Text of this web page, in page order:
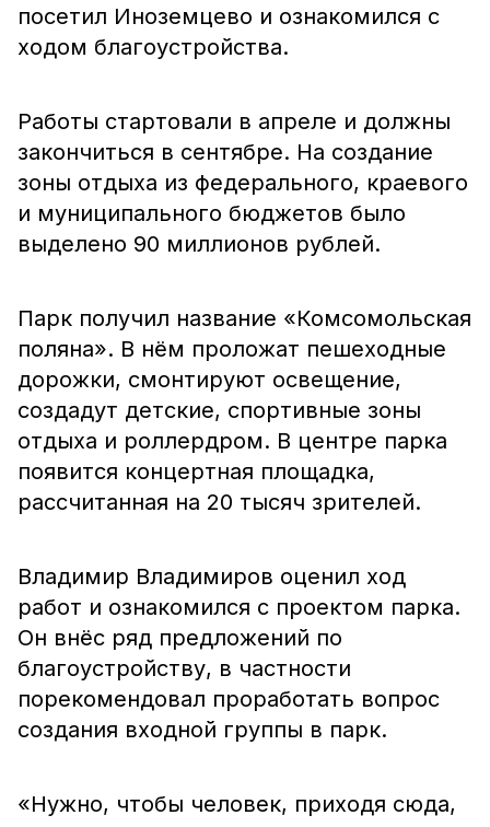
посетил Иноземцево и ознакомился с
ходом благоустройства.
Работы стартовали в апреле и должны
закончиться в сентябре. На создание
зоны отдыха из федерального, краевого
и муниципального бюджетов было
выделено 90 миллионов рублей.
Парк получил название «Комсомольская
поляна». В нём проложат пешеходные
дорожки, смонтируют освещение,
создадут детские, спортивные зоны
отдыха и роллердром. В центре парка
появится концертная площадка,
рассчитанная на 20 тысяч зрителей.
Владимир Владимиров оценил ход
работ и ознакомился с проектом парка.
Он внёс ряд предложений по
благоустройству, в частности
порекомендовал проработать вопрос
создания входной группы в парк.
«Нужно, чтобы человек, приходя сюда,